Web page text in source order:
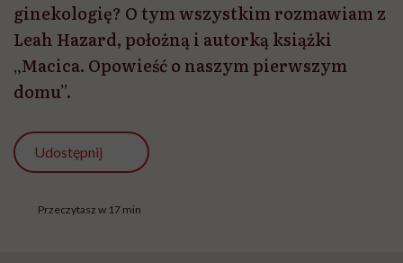
ginekologię? O tym wszystkim rozmawiam z
Leah Hazard, położną i autorką książki
„Macica. Opowieść o naszym pierwszym
domu”.
Udostępnij
Przeczytasz w 17 min